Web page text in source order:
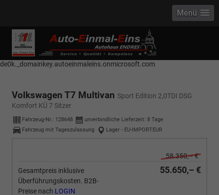
------------ Host Name : selector1._domainkey Points to address or value:
selector1-aee-de0k._domainkey.autoeinmaleins.onmicrosoft.com Host
Name : selector2._domainkey Points to address or value: selector2-aee-
de0k._domainkey.autoeinmaleins.onmicrosoft.com
Menü
Volkswagen T7 Multivan Sport Edition 2,0TDI DSG
Komfort KÜ 7 Sitzer
Fahrzeug-Nr.: 128648 unverbindliche Lieferzeit: 8 Tage
Fahrzeug mit Tageszulassung
Lager - EU-IMPORTEUR
58.350,– €
Gesamtpreis inklusive
Überführungskosten. B2B-
Preise nach LOGIN
55.650,– €